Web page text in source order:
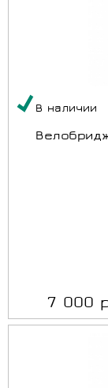
В наличии
7 000